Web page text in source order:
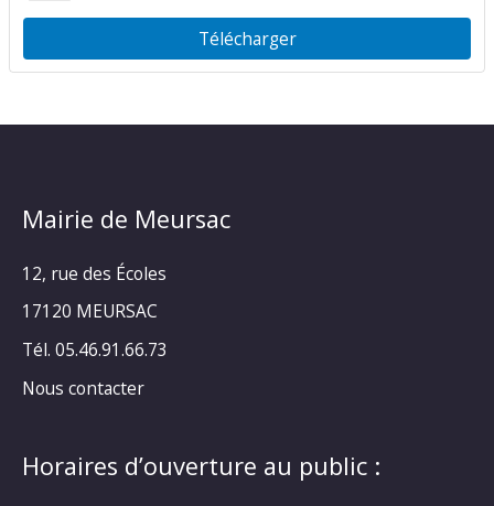
Télécharger
Mairie de Meursac
12, rue des Écoles
17120 MEURSAC
Tél. 05.46.91.66.73
Nous contacter
Horaires d’ouverture au public :